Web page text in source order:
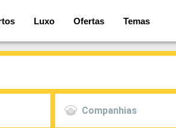
Luxo Ofertas Temas
Companhias